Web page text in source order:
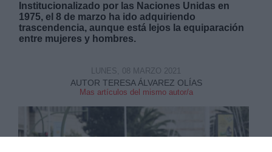
Institucionalizado por las Naciones Unidas en
1975, el 8 de marzo ha ido adquiriendo
trascendencia, aunque está lejos la equiparación
entre mujeres y hombres.
AUTOR TERESA ÁLVAREZ OLÍAS
Mas artículos del mismo autor/a
LUNES, 08 MARZO 2021